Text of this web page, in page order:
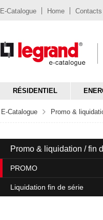
E-Catalogue Home Contacts
RÉSIDENTIEL
E-Catalogue Promo &
Promo & liquidation / fin
PROMO
Liquidation fin de série